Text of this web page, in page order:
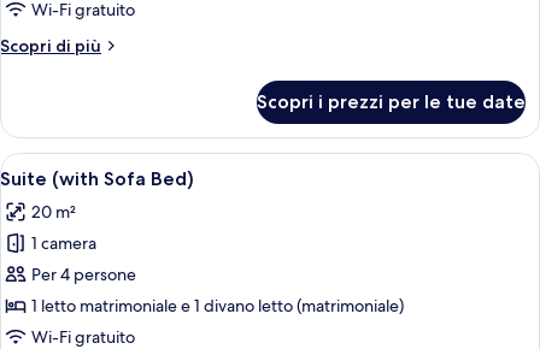
Doppia
Executive
Wi-Fi gratuito
Scopri di più
Altri
Executive
Scopri i prezzi per le tue date
Apri
tutte
le
foto
per
Suite
(with
Zona pranzo con tavolo in legno,
7
Suite (with Sofa Bed)
20 m²
1 camera
Per 4 persone
1 letto matrimoniale e 1 divano letto (matrimoniale)
Wi-Fi gratuito